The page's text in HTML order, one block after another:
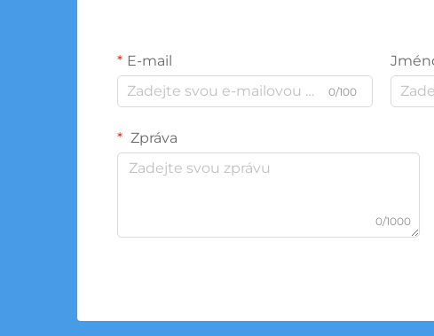
E-mail
0/100
Zpráva
0/1000